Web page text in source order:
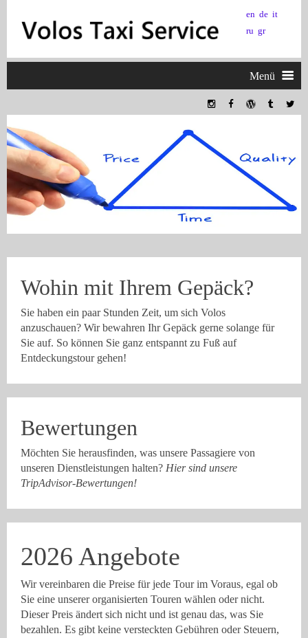
en de it
ru gr
Menü
Startseite
Volos
Pilio
Meteora
Preise
Kontakt
Wohin mit Ihrem Gepäck?
Sie haben ein paar Stunden Zeit, um sich Volos
anzuschauen? Wir bewahren Ihr Gepäck gerne solange für
Sie auf. So können Sie ganz entspannt zu Fuß auf
Entdeckungstour gehen!
Bewertungen
Möchten Sie herausfinden, was unsere Passagiere von
unseren Dienstleistungen halten? Hier sind unsere
TripAdvisor-Bewertungen!
2026 Angebote
Wir vereinbaren die Preise für jede Tour im Voraus, egal ob
Sie eine unserer organisierten Touren wählen oder nicht.
Dieser Preis ändert sich nicht und ist genau das, was Sie
bezahlen. Es gibt keine versteckten Gebühren oder Steuern,